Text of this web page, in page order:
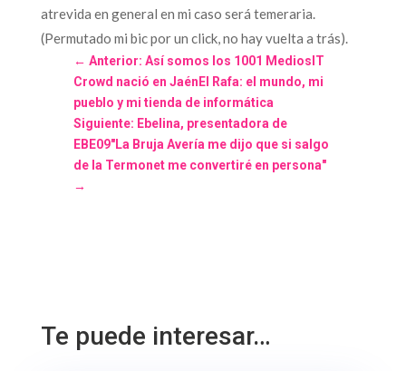
atrevida en general en mi caso será temeraria.
(Permutado mi bic por un click, no hay vuelta a trás).
← Anterior: Así somos los 1001 MediosIT
Crowd nació en JaénEl Rafa: el mundo, mi
pueblo y mi tienda de informática
Siguiente: Ebelina, presentadora de
EBE09"La Bruja Avería me dijo que si salgo
de la Termonet me convertiré en persona"
→
Te puede interesar…